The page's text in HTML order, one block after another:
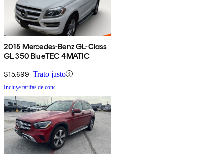
2015 Mercedes-Benz GL-Class
GL 350 BlueTEC 4MATIC
$15,699 Trato justo
Incluye tarifas de conc.